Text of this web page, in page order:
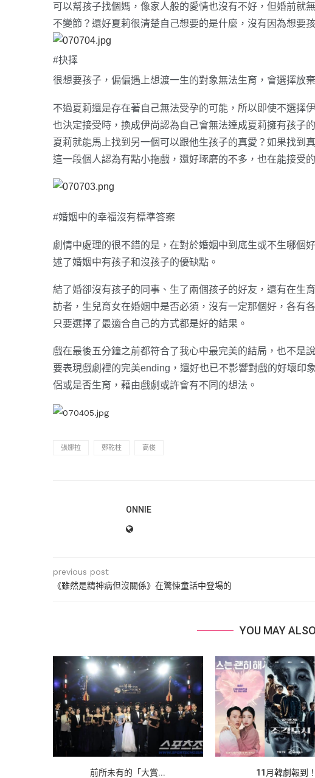
可以幫孩子找個媽，像家人般的愛情也沒有不好，但婚前就
不變節？還好夏莉很清楚自己想要的是什麼，沒有因為想要
#抉擇
很想要孩子，偏偏遇上想渡一生的對象無法生育，會選擇放
不過夏莉還是存在著自己無法受孕的可能，所以即使不選擇
也決定接受時，換成伊尚認為自己會無法達成夏莉擁有孩子
夏莉就能馬上找到另一個可以跟他生孩子的真愛？如果找到
這一段個人認為有點小拖戲，還好琢磨的不多，也在能接受
#婚姻中的幸福沒有標準答案
劇情中處理的很不錯的是，在對於婚姻中到底生或不生哪個
述了婚姻中有孩子和沒孩子的優缺點。
結了婚卻沒有孩子的同事、生了兩個孩子的好友，還有在生
訪者，生兒育女在婚姻中是否必須，沒有一定那個好，各有
只要選擇了最適合自己的方式都是好的結果。
戲在最後五分鐘之前都符合了我心中最完美的結局，也不是
要表現戲劇裡的完美ending，還好也已不影響對戲的好壞印
侶或是否生育，藉由戲劇或許會有不同的想法。
張娜拉 鄭乾柱 高俊
ONNIE
previous post
《雖然是精神病但沒關係》在驚悚童話中登場的
YOU MAY
前所未有的「大賞... 11月韓劇報到